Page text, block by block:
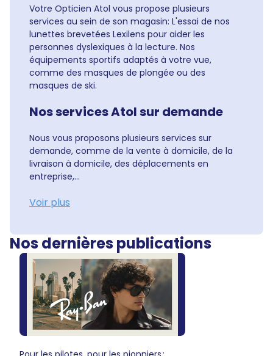
Votre Opticien Atol vous propose plusieurs
services au sein de son magasin: L'essai de nos
lunettes brevetées Lexilens pour aider les
personnes dyslexiques à la lecture. Nos
équipements sportifs adaptés à votre vue,
comme des masques de plongée ou des
masques de ski.
Nos services Atol sur demande
Nous vous proposons plusieurs services sur
demande, comme de la vente à domicile, de la
livraison à domicile, des déplacements en
entreprise,...
Voir plus
Nos dernières publications